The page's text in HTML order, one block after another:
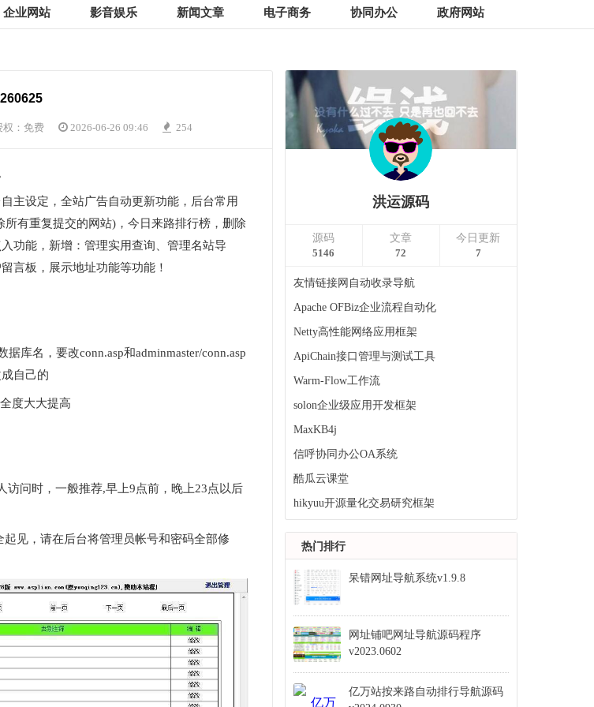
企业网站 影音娱乐 新闻文章 电子商务 协同办公 政府网站
权：免费 2026-06-26 09:46 254
主设定，全站广告自动更新功能，后台常用
有重复提交的网站)，今日来路排行榜，删除
功能，新增：管理实用查询、管理名站导
言板，展示地址功能等功能！
库名，要改conn.asp和adminmaster/conn.asp
自己的
度大大提高
问时，一般推荐,早上9点前，晚上23点以后
见，请在后台将管理员帐号和密码全部修
洪运源码
源码
5146
文章
72
今日更新
7
友情链接网自动收录导航
Apache OFBiz企业流程自动化
Netty高性能网络应用框架
ApiChain接口管理与测试工具
Warm-Flow工作流
solon企业级应用开发框架
MaxKB4j
信呼协同办公OA系统
酷瓜云课堂
hikyuu开源量化交易研究框架
热门排行
呆错网址导航系统v1.9.8
网址铺吧网址导航源码程序
v2023.0602
亿万站按来路自动排行导航源码